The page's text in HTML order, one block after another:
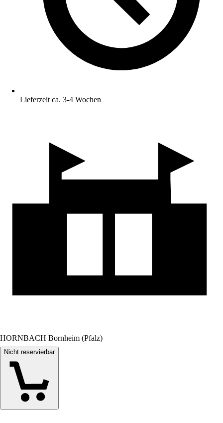
Lieferzeit ca. 3-4 Wochen
HORNBACH Bornheim (Pfalz)
Nicht reservierbar